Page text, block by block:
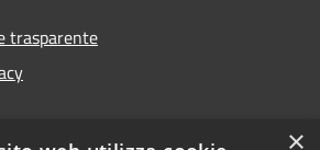
trasparente
accessibilità
×